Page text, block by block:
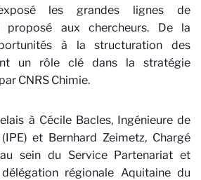
les grandes lignes de
proposé aux chercheurs. De la
à la structuration des
un rôle clé dans la stratégie
CNRS Chimie.
à Cécile Bacles, Ingénieure de
et Bernhard Zeimetz, Chargé
au sein du Service Partenariat et
régionale Aquitaine du